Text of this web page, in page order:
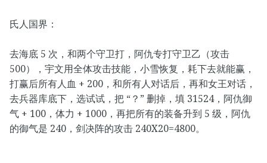
氏人国界：
去海底 5 次，和两个守卫打，阿仇专打守卫乙（攻击
500），宇文用全体攻击技能，小雪恢复，耗下去就能赢，
打赢后所有人血 + 200，和所有人对话后，再和女王对话，
去兵器库底下，选试试，把 “？” 删掉，填 31524，阿仇御
气 + 100，体力 + 1000，再把所有的装备升到 5 级，阿仇
的御气是 240，剑决阵的攻击 240X20=4800。